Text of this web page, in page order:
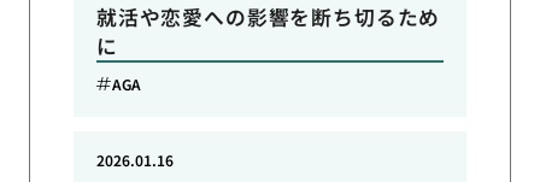
就活や恋愛への影響を断ち切るため
に
AGA
2026.01.16